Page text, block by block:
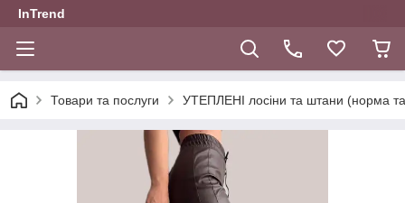
InTrend
Товари та послуги УТЕПЛЕНІ лосіни та штани (норма